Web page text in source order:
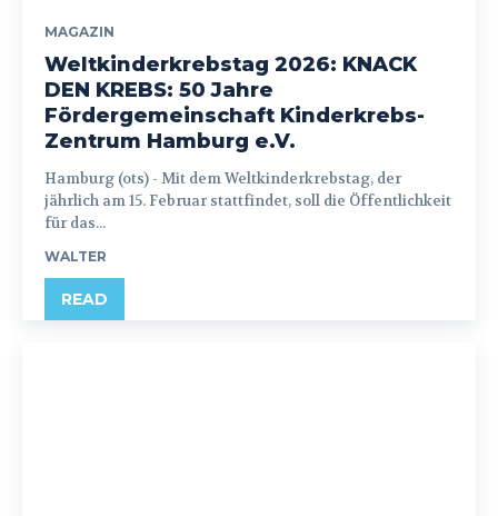
MAGAZIN
Weltkinderkrebstag 2026: KNACK
DEN KREBS: 50 Jahre
Fördergemeinschaft Kinderkrebs-
Zentrum Hamburg e.V.
Hamburg (ots) - Mit dem Weltkinderkrebstag, der
jährlich am 15. Februar stattfindet, soll die Öffentlichkeit
für das...
WALTER
READ